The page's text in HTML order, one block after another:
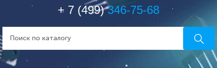
+ 7 (499)346-75-68